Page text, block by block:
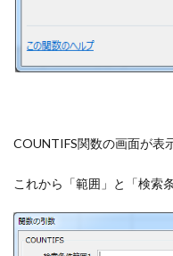
COUNTIFS関数の画面が表
これから「範囲」と「検索